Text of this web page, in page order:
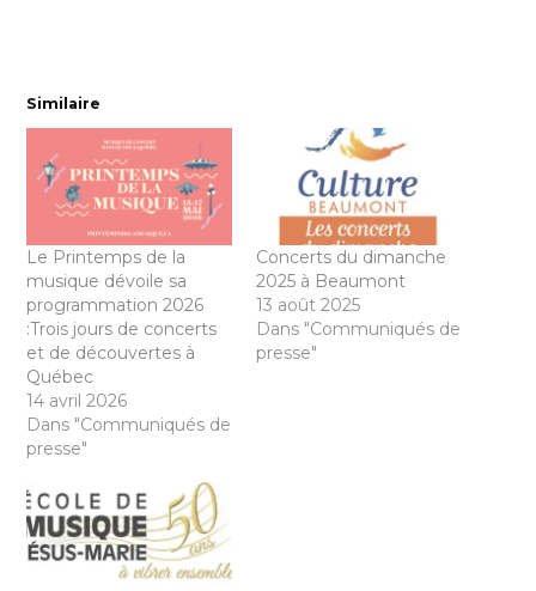
Similaire
Le Printemps de la
musique dévoile sa
programmation 2026
:Trois jours de concerts
et de découvertes à
Québec
14 avril 2026
Dans "Communiqués de
presse"
Concerts du dimanche
2025 à Beaumont
13 août 2025
Dans "Communiqués de
presse"